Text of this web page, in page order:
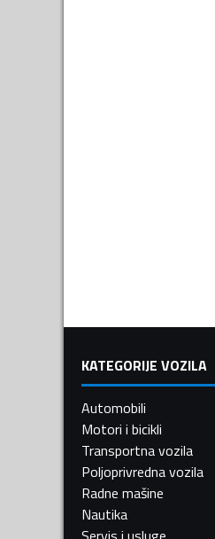
KATEGORIJE VOZILA
Automobili
Motori i bicikli
Transportna vozila
Poljoprivredna vozila
Radne mašine
Nautika